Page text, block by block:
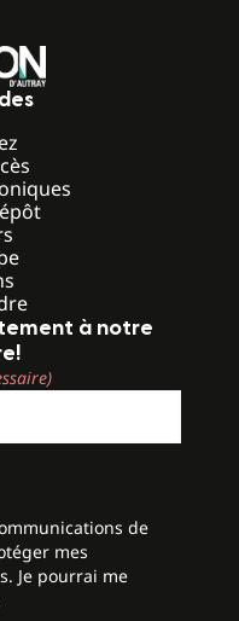
à notre
de
mes
Je pourrai me